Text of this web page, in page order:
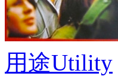
用途Utility